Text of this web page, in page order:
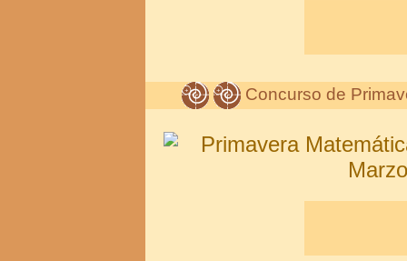
Concurso de